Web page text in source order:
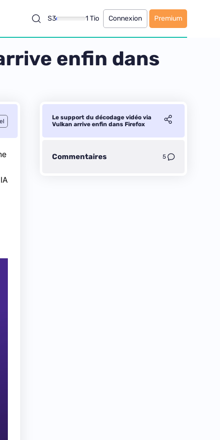
S3 1 Tio Connexion Premium
enfin dans
Le support du décodage vidéo via
Vulkan arrive enfin dans Firefox
Commentaires 5